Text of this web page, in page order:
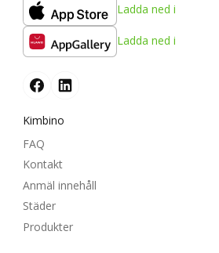
Ladda ned i
Ladda ned i
Kimbino
FAQ
Kontakt
Anmäl innehåll
Städer
Produkter